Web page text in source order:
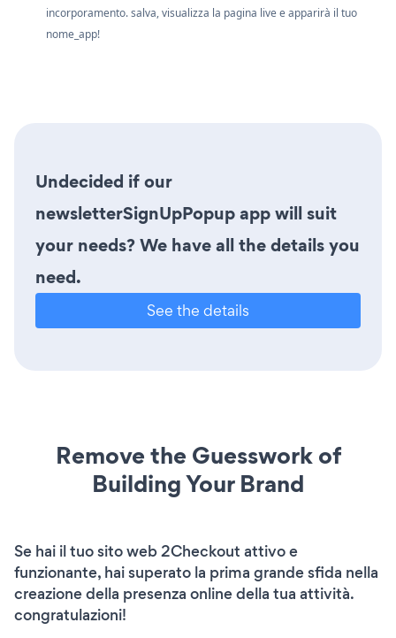
incorporamento. salva, visualizza la pagina live e apparirà il tuo
nome_app!
Undecided if our
newsletterSignUpPopup app will suit
your needs? We have all the details you
need.
See the details
Remove the Guesswork of
Building Your Brand
Se hai il tuo sito web 2Checkout attivo e
funzionante, hai superato la prima grande sfida nella
creazione della presenza online della tua attività.
congratulazioni!